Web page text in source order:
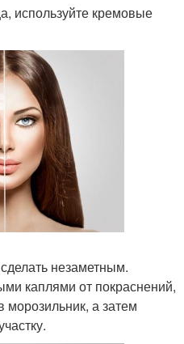
используйте кремовые
незаметным.
каплями от покраснений,
морозильник, а затем